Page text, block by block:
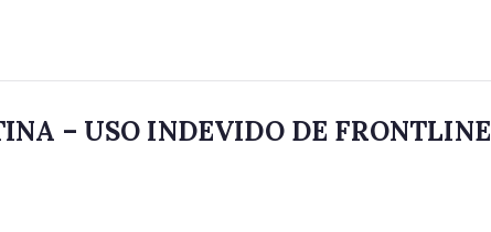
– USO INDEVIDO DE FRONTLINE